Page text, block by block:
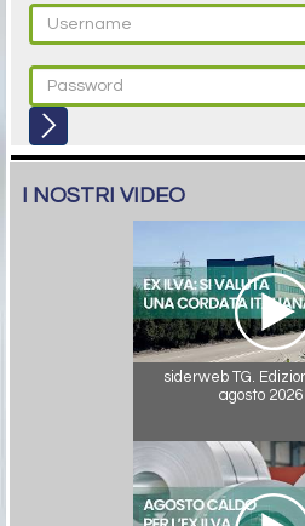
I NOSTRI VIDEO
siderweb TG.
agosto 2026